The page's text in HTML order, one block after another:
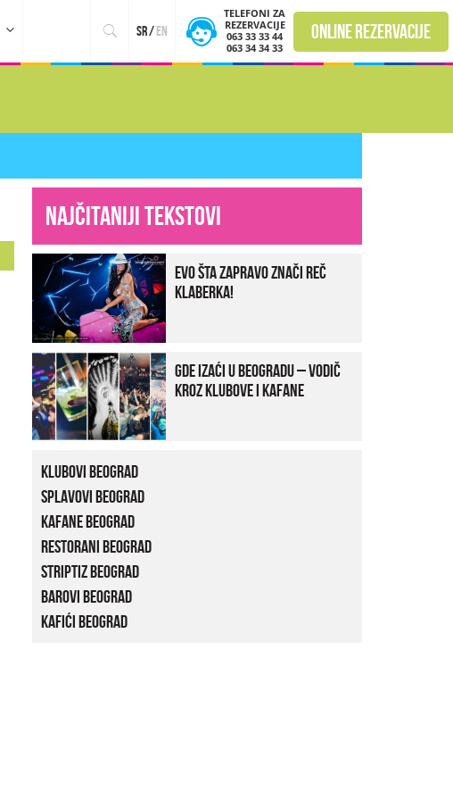
sr/en
TELEFONI ZA
REZERVACIJE
063 33 33 44
063 34 34 33
online rezervacije
Najčitaniji tekstovi
Evo šta zapravo znači reč
klaberka!
Gde izaći u Beogradu – vodič
kroz klubove i kafane
Klubovi Beograd
Splavovi Beograd
Kafane Beograd
Restorani Beograd
Striptiz Beograd
Barovi Beograd
Kafići Beograd